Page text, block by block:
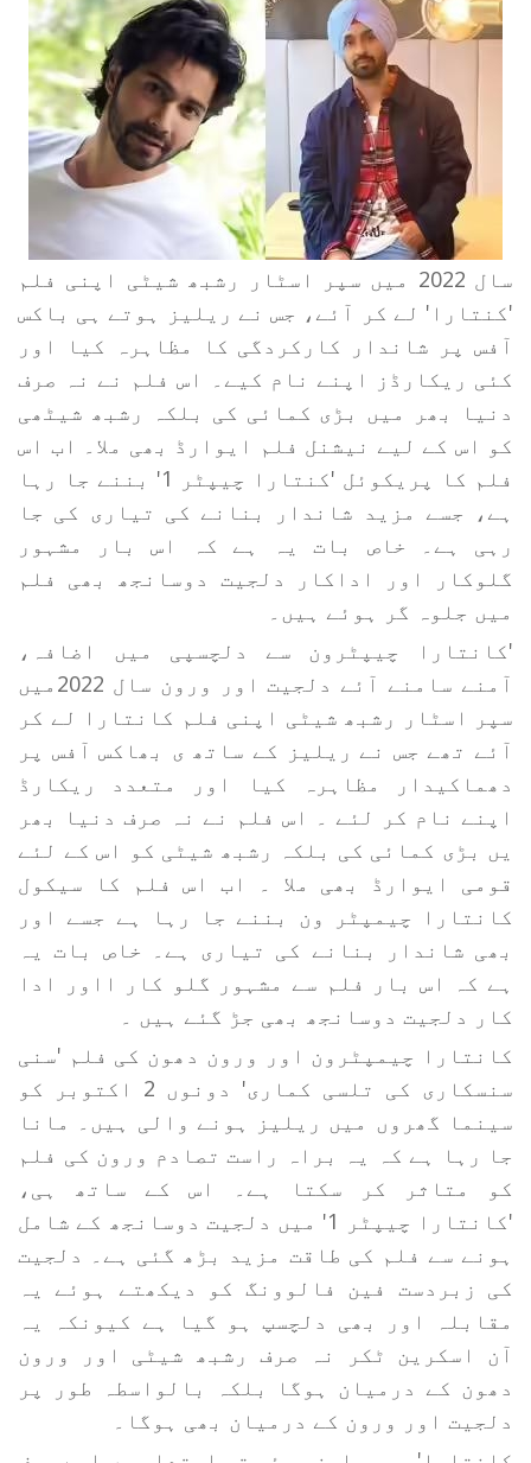
سال 2022 میں سپر اسٹار رشبھ شیٹی اپنی فلم
'کنتارا' لے کر آئے، جس نے ریلیز ہوتے ہی باکس
آفس پر شاندار کارکردگی کا مظاہرہ کیا اور
کئی ریکارڈز اپنے نام کیے۔ اس فلم نے نہ صرف
دنیا بھر میں بڑی کمائی کی بلکہ رشبھ شیٹھی
کو اس کے لیے نیشنل فلم ایوارڈ بھی ملا۔ اب اس
فلم کا پریکوئل 'کنتارا چیپٹر 1' بننے جا رہا
ہے، جسے مزید شاندار بنانے کی تیاری کی جا
رہی ہے۔ خاص بات یہ ہے کہ اس بار مشہور
گلوکار اور اداکار دلجیت دوسانجھ بھی فلم
میں جلوہ گر ہوئے ہیں۔
'کانتارا چیپٹرون سے دلچسپی میں اضافہ،
آمنے سامنے آئے دلجیت اور ورون سال 2022میں
سپر اسٹار رشبھ شیٹی اپنی فلم کانتارا لے کر
آئے تھے جس نے ریلیز کے ساتھ ی بھاکس آفس پر
دھماکیدار مظاہرہ کیا اور متعدد ریکارڈ
اپنے نام کر لئے ۔ اس فلم نے نہ صرف دنیا بھر
یں بڑی کمائی کی بلکہ رشبھ شیٹی کو اس کے لئے
قومی ایوارڈ بھی ملا ۔ اب اس فلم کا سیکول
کانتارا چیمپٹر ون بننے جا رہا ہے جسے اور
بھی شاندار بنانے کی تیاری ہے۔ خاص بات یہ
ہے کہ اس بار فلم سے مشہور گلو کار ااور ادا
کار دلجیت دوسانجھ بھی جڑ گئے ہیں ۔
کانتارا چیمپٹرون اور ورون دھون کی فلم 'سنی
سنسکاری کی تلسی کماری' دونوں 2 اکتوبر کو
سینما گھروں میں ریلیز ہونے والی ہیں۔ مانا
جا رہا ہے کہ یہ براہ راست تصادم ورون کی فلم
کو متاثر کر سکتا ہے۔ اس کے ساتھ ہی،
'کانتارا چیپٹر 1' میں دلجیت دوسانجھ کے شامل
ہونے سے فلم کی طاقت مزید بڑھ گئی ہے۔ دلجیت
کی زبردست فین فالوونگ کو دیکھتے ہوئے یہ
مقابلہ اور بھی دلچسپ ہو گیا ہے کیونکہ یہ
آن اسکرین ٹکر نہ صرف رشبھ شیٹی اور ورون
دھون کے درمیان ہوگا بلکہ بالواسطہ طور پر
دلجیت اور ورون کے درمیان بھی ہوگا۔